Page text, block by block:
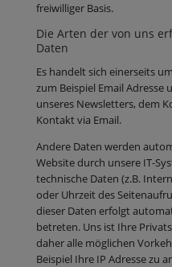
freiwilliger Basis.
Die Arten der von uns
Daten
Es handelt sich einerseits
zum Beispiel Email
unseres Newsletters, dem
Kontakt via Email.
Andere Daten werden
Website durch unsere IT-
technische Daten (z.B.
oder Uhrzeit des
dieser Daten erfolgt
betreten. Uns ist Ihre
daher alle möglichen
Beispiel Ihre IP Adresse zu